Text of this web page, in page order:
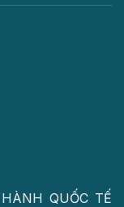
QUỐC TẾ